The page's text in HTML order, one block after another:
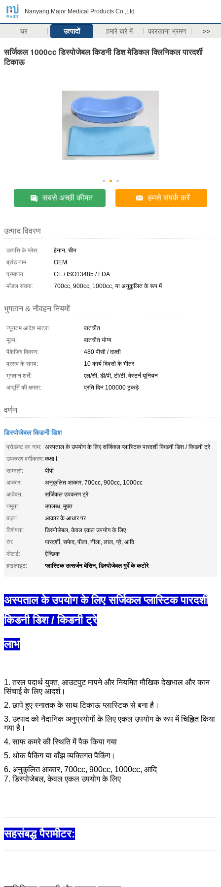
Nanyang Major Medical Products Co.,Ltd
घर उत्पादों हमारे बारे में कारखाना भ्रमण >>
सर्जिकल 1000cc डिस्पोजेबल किडनी डिश मेडिकल क्लिनिकल पारदर्शी
टिकाऊ
सबसे अच्छी कीमत हमसे संपर्क करें
उत्पाद विवरण
उत्पत्ति के प्लेस:
हेनान, चीन
ब्रांड नाम:
OEM
प्रमाणन:
CE / ISO13485 / FDA
मॉडल संख्या:
700cc, 900cc, 1000cc, या अनुकूलित के रूप में
भुगतान & नौवहन नियमों
न्यूनतम आदेश मात्रा:
बातचीत
मूल्य:
बातचीत योग्य
पैकेजिंग विवरण:
480 पीसी / दफ़्ती
प्रसव के समय:
10 कार्य दिवसों के भीतर
भुगतान शर्तें:
एल/सी, डी/पी, टी/टी, वेस्टर्न यूनियन
आपूर्ति की क्षमता:
प्रति दिन 100000 टुकड़े
वर्णन
डिस्पोजेबल किडनी डिश
प्रोडक्ट का नाम: अस्पताल के उपयोग के लिए सर्जिकल प्लास्टिक पारदर्शी किडनी डिश / किडनी ट्रे
उपकरण वर्गीकरण:कक्षा I
सामग्री:
पीपी
आकार:
अनुकूलित आकार, 700cc, 900cc, 1000cc
आवेदन:
सर्जिकल उपकरण ट्रे
नमूना:
उपलब्ध, मुफ़्त
वज़न:
आकार के आधार पर
विशेषता:
डिस्पोजेबल, केवल एकल उपयोग के लिए
रंग:
पारदर्शी, सफेद, पीला, नीला, लाल, ग्रे, आदि
मोटाई:
ऐच्छिक
हाइलाइट:
प्लास्टिक उत्सर्जन बेसिन,डिस्पोजेबल गुर्दे के कटोरे
अस्पताल के उपयोग के लिए सर्जिकल प्लास्टिक पारदर्शी
किडनी डिश / किडनी ट्रे
लाभ
1. तरल पदार्थ युक्त, आउटपुट मापने और नियमित मौखिक देखभाल और कान
सिंचाई के लिए आदर्श।
2. छापे हुए स्नातक के साथ टिकाऊ प्लास्टिक से बना है।
3. उत्पाद को नैदानिक ​​अनुप्रयोगों के लिए एकल उपयोग के रूप में चिह्नित किया
गया है।
4. साफ कमरे की स्थिति में पैक किया गया
5. थोक पैकिंग या बाँझ व्यक्तिगत पैकिंग।
6. अनुकूलित आकार, 700cc, 900cc, 1000cc, आदि
7.डिस्पोजेबल, केवल एकल उपयोग के लिए
सहसंबद्ध पैरामीटर: